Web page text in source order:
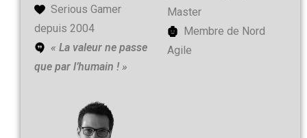
Serious Gamer
depuis 2004
« La valeur ne passe
que par l’humain ! »
Master
Membre de Nord
Agile